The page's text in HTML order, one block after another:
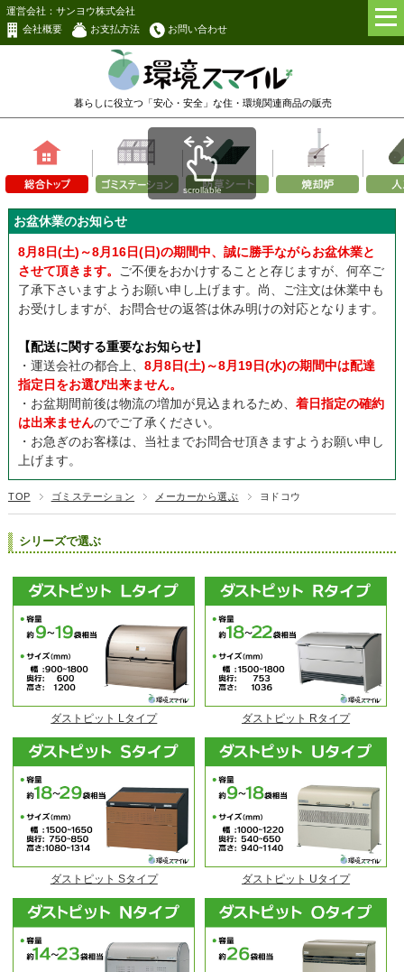
運営会社：サンヨウ株式会社
会社概要
お支払方法 お問い合わせ
暮らしに役立つ「安心・安全」な住・環境関連商品の販売
scrollable
お盆休業のお知らせ
8月8日(土)～8月16日(日)の期間中、誠に勝手ながらお盆休業と
させて頂きます。
ご不便をおかけすることと存じますが、何卒ご
了承下さいますようお願い申し上げます。尚、ご注文は休業中も
お受けしますが、お問合せの返答は休み明けの対応となります。
【配送に関する重要なお知らせ】
・運送会社の都合上、 8月8日(土)～8月19日(水)の期間中は配達
指定日をお選び出来ません。
・お盆期間前後は物流の増加が見込まれるため、 着日指定の確約
は出来ませんのでご了承ください。
・お急ぎのお客様は、当社までお問合せ頂きますようお願い申し
上げます。
TOP ゴミステーション メーカーから選ぶ ヨドコウ
シリーズで選ぶ
ダストピット Lタイプ ダストピット Rタイプ
ダストピット Sタイプ ダストピット Uタイプ